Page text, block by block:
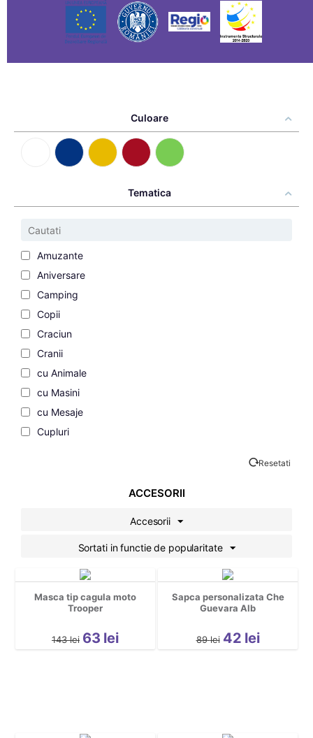
Culoare
Tematica
Amuzante
Aniversare
Camping
Copii
Craciun
Cranii
cu Animale
cu Masini
cu Mesaje
Cupluri
Filme si Seriale
Grafice
Halloween
Resetati
ACCESORII
Accesorii
Sortati in functie de popularitate
Masca tip cagula moto
Trooper
143 lei 63 lei
Sapca personalizata Che
Guevara Alb
89 lei 42 lei